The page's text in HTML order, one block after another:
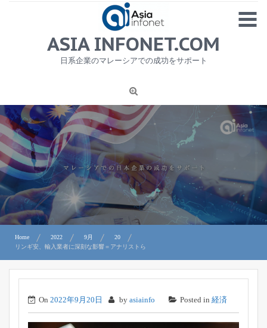
MENU
1
ニュース
労務サービス
プライバシーポリシー及び著作権について
お問合せ
ASIA INFONET.COM
日系企業のマレーシアでの成功をサポート
Home 2022 9月
20
リンギ安、輸入業者に深刻な影響＝アナリストら
On 2022年9月20日 by asiainfo Posted in 経済